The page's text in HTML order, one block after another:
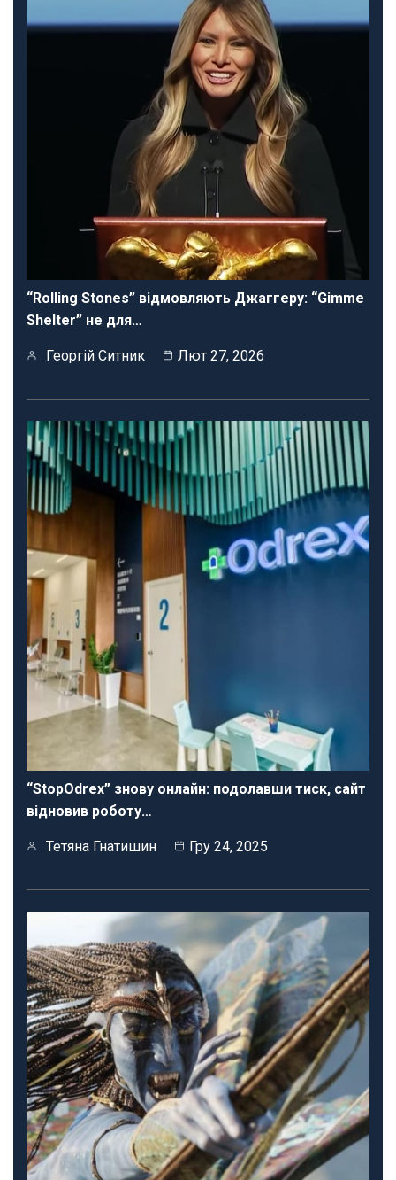
“Rolling Stones” відмовляють Джаггеру: “Gimme
Shelter” не для…
Георгій Ситник Лют 27, 2026
“StopOdrex” знову онлайн: подолавши тиск, сайт
відновив роботу…
Тетяна Гнатишин Гру 24, 2025